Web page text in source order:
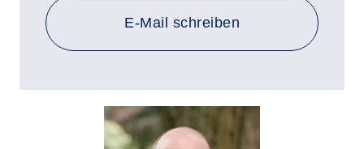
E-Mail schreiben